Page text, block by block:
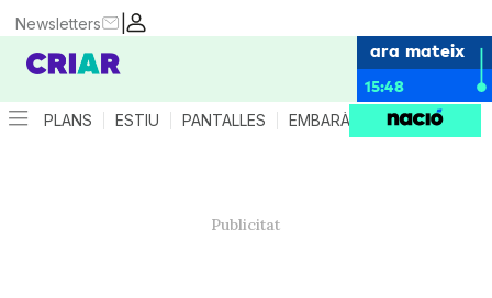
|
Newsletters
ara mateix
15:48
PLANS ESTIU PANTALLES EMBARÀS CRIANÇA